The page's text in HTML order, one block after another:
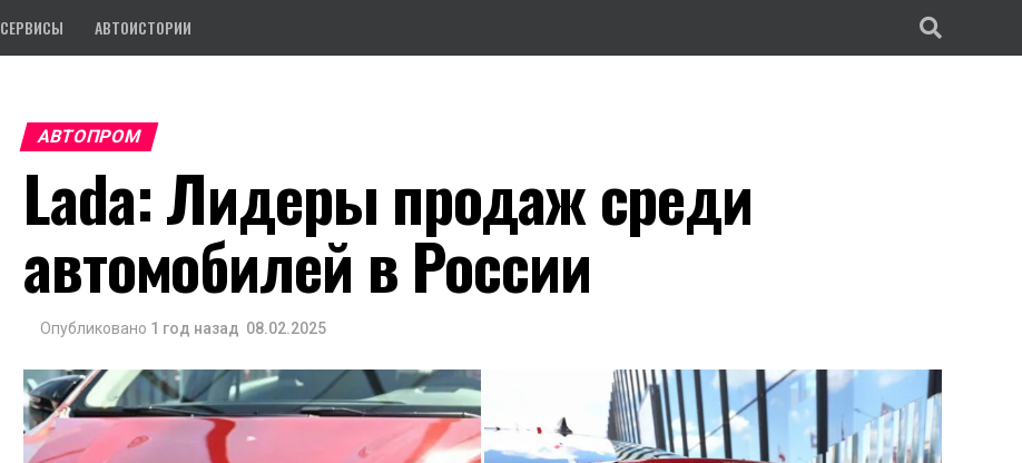
СЕРВИСЫ АВТОИСТОРИИ
АВТОПРОМ
Lada: Лидеры продаж среди
автомобилей в России
Опубликовано 1 год назад 08.02.2025